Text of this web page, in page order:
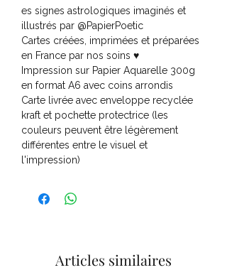
es signes astrologiques imaginés et
illustrés par @PapierPoetic
Cartes créées, imprimées et préparées
en France par nos soins ♥
Impression sur Papier Aquarelle 300g
en format A6 avec coins arrondis
Carte livrée avec enveloppe recyclée
kraft et pochette protectrice (les
couleurs peuvent être légèrement
différentes entre le visuel et
l'impression)
Articles similaires